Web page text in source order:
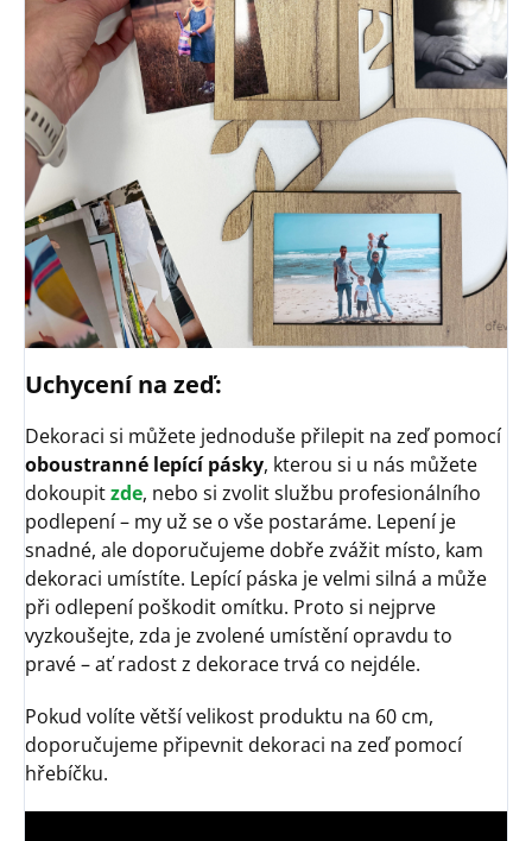
Uchycení na zeď:
Dekoraci si můžete jednoduše přilepit na zeď pomocí
oboustranné lepící pásky, kterou si u nás můžete
dokoupitzde, nebo si zvolit službu profesionálního
podlepení – my už se o vše postaráme. Lepení je
snadné, ale doporučujeme dobře zvážit místo, kam
dekoraci umístíte. Lepící páska je velmi silná a může
při odlepení poškodit omítku. Proto si nejprve
vyzkoušejte, zda je zvolené umístění opravdu to
pravé – ať radost z dekorace trvá co nejdéle.
Pokud volíte větší velikost produktu na 60 cm,
doporučujeme připevnit dekoraci na zeď pomocí
hřebíčku.